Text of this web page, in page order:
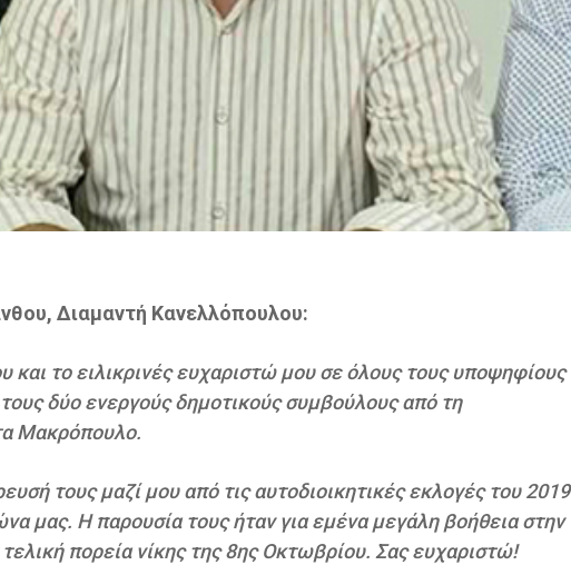
Διαμαντή Κανελλόπουλου:
το ειλικρινές ευχαριστώ μου σε όλους τους υποψηφίους
δύο ενεργούς δημοτικούς συμβούλους από τη
Μακρόπουλο.
τους μαζί μου από τις αυτοδιοικητικές εκλογές του 2019
μας. Η παρουσία τους ήταν για εμένα μεγάλη βοήθεια στην
πορεία νίκης της 8ης Οκτωβρίου. Σας ευχαριστώ!